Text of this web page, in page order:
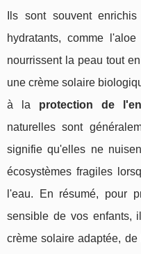
Ils sont souvent
hydratants, comme
nourrissent la peau tout
une crème solaire
à la protection de
naturelles sont
signifie qu'elles ne
écosystèmes fragiles
l'eau. En résumé, pour
sensible de vos enfants,
crème solaire adaptée,